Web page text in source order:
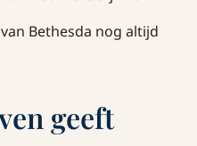
Bethesda nog altijd
geeft